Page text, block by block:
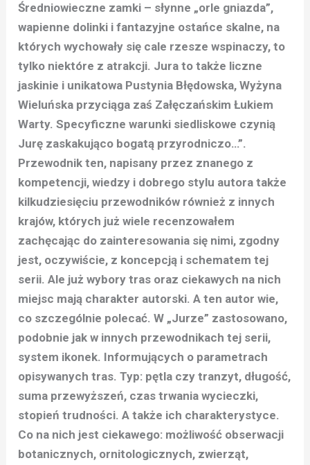
Średniowieczne zamki – słynne „orle gniazda”,
wapienne dolinki i fantazyjne ostańce skalne, na
których wychowały się cale rzesze wspinaczy, to
tylko niektóre z atrakcji. Jura to także liczne
jaskinie i unikatowa Pustynia Błędowska, Wyżyna
Wieluńska przyciąga zaś Załęczańskim Łukiem
Warty. Specyficzne warunki siedliskowe czynią
Jurę zaskakująco bogatą przyrodniczo…”.
Przewodnik ten, napisany przez znanego z
kompetencji, wiedzy i dobrego stylu autora także
kilkudziesięciu przewodników również z innych
krajów, których już wiele recenzowałem
zachęcając do zainteresowania się nimi, zgodny
jest, oczywiście, z koncepcją i schematem tej
serii. Ale już wybory tras oraz ciekawych na nich
miejsc mają charakter autorski. A ten autor wie,
co szczególnie polecać. W „Jurze” zastosowano,
podobnie jak w innych przewodnikach tej serii,
system ikonek. Informujących o parametrach
opisywanych tras. Typ: pętla czy tranzyt, długość,
suma przewyższeń, czas trwania wycieczki,
stopień trudności. A także ich charakterystyce.
Co na nich jest ciekawego: możliwość obserwacji
botanicznych, ornitologicznych, zwierząt,